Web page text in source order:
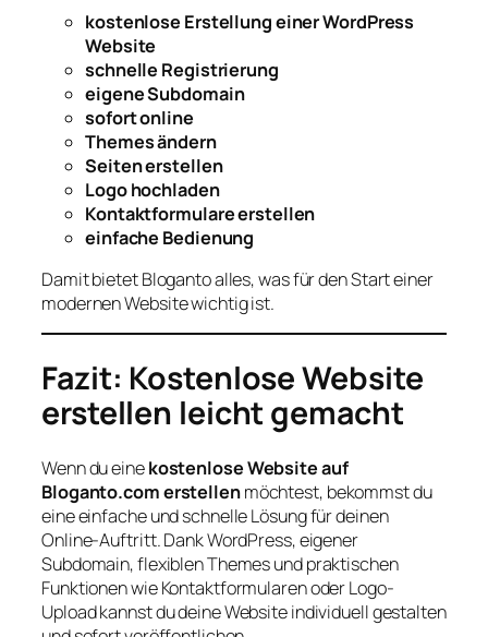
kostenlose Erstellung einer WordPress
Website
schnelle Registrierung
eigene Subdomain
sofort online
Themes ändern
Seiten erstellen
Logo hochladen
Kontaktformulare erstellen
einfache Bedienung
Damit bietet Bloganto alles, was für den Start einer
modernen Website wichtig ist.
Fazit: Kostenlose Website
erstellen leicht gemacht
Wenn du einekostenlose Website auf
Bloganto.com erstellenmöchtest, bekommst du
eine einfache und schnelle Lösung für deinen
Online-Auftritt. Dank WordPress, eigener
Subdomain, flexiblen Themes und praktischen
Funktionen wie Kontaktformularen oder Logo-
Upload kannst du deine Website individuell gestalten